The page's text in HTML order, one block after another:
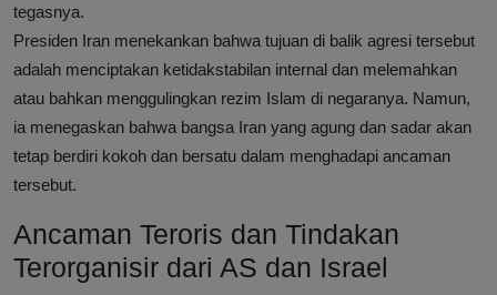
tegasnya.
Presiden Iran menekankan bahwa tujuan di balik agresi tersebut
adalah menciptakan ketidakstabilan internal dan melemahkan
atau bahkan menggulingkan rezim Islam di negaranya. Namun,
ia menegaskan bahwa bangsa Iran yang agung dan sadar akan
tetap berdiri kokoh dan bersatu dalam menghadapi ancaman
tersebut.
Ancaman Teroris dan Tindakan
Terorganisir dari AS dan Israel